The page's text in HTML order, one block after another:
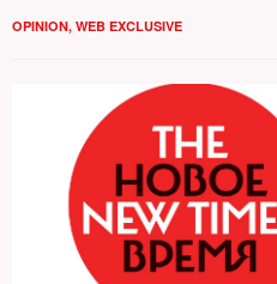
OPINION, WEB EXCLUSIVE